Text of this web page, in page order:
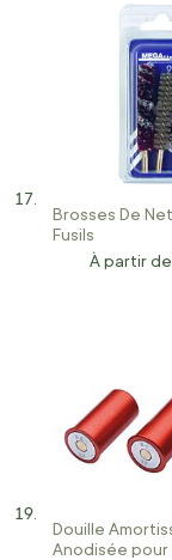
Brosses De
Fusils
À partir de
Douille
Anodisée pour